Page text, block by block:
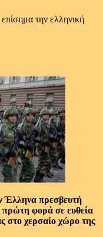
την ελληνική
Έλληνα πρεσβευτή
φορά σε ευθεία
στο χερσαίο χώρο της